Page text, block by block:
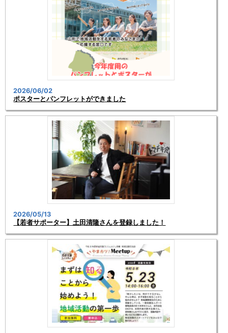
2026/06/02
ポスターとパンフレットができました
2026/05/13
【若者サポーター】土田清隆さんを登録しました！